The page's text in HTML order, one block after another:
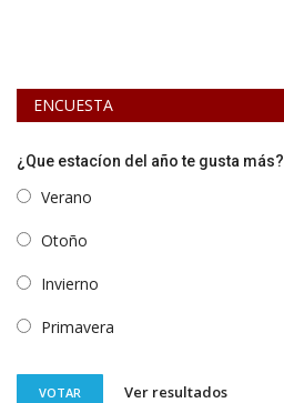
ENCUESTA
¿Que estacíon del año te gusta más?
Verano
Otoño
Invierno
Primavera
VOTAR Ver resultados